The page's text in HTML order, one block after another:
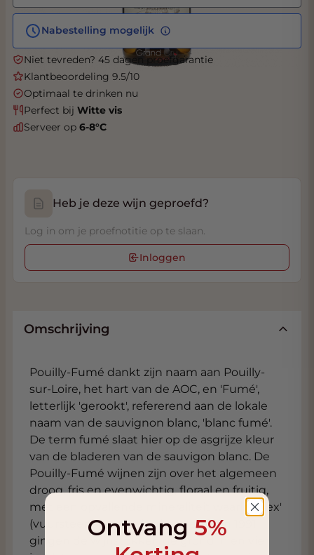
Nabestelling mogelijk
Niet tevreden? 45 dagen proefgarantie
Klantbeoordeling 9.5/10
Optimaal te drinken nu
Perfect bij Witte vis
Serveer op 6-8°C
Heb je deze wijn geproefd?
Log in om je proefnotitie op te slaan.
Inloggen
Omschrijving
Pouilly-Fumé dankt zijn naam aan Pouilly-
sur-Loire, het hart van de AOC, en 'Fumé',
letterlijk 'gerookt', refererend aan de lokale
naam van de sauvignon blanc, 'blanc fumé'.
De term fumé slaat hier op de asgrijze kleur
van de bladeren van de sauvigon blanc. De
Pouilly-Fumé wijnen zijn over het algemeen
droog, fris en evenwichtig, floraal en fruitig,
met een opvallende mineraliteit waarin 'silex'
(vuursteen) vaak te herkennen is. In 1991
gingen de wijnstokken de grond in en vier
Ontvang 5%